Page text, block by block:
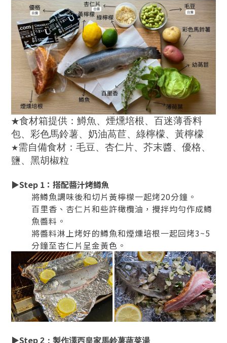
★食材箱提供： 鱒魚、 煙燻培根、 百迷薄香料
包、 彩色馬鈴薯、奶油萵苣、 綠檸檬、黃檸檬
★需自備食材：毛豆、杏仁片、芥末醬、優格、
鹽、黑胡椒粒
▶Step 1 ：搭配醬汁烤鱒魚
將鱒魚調味後和切片黃檸檬一起烤20分鐘。
百里香、杏仁片和些許橄欖油，攪拌均勻作成鱒
魚醬料。
將醬料淋上烤好的鱒魚和煙燻培根一起回烤3~5
分鐘至杏仁片呈金黃色。
▶Step 2 ：製作澤西皇家馬鈴薯蔬菜湯